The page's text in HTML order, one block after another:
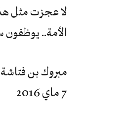
لا عجزت مثل
الأمة..
مبروك بن فتاشة
7 ماي 2016